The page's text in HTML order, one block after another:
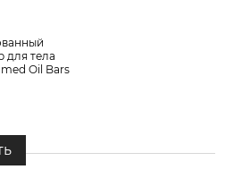
для тела
Oil Bars